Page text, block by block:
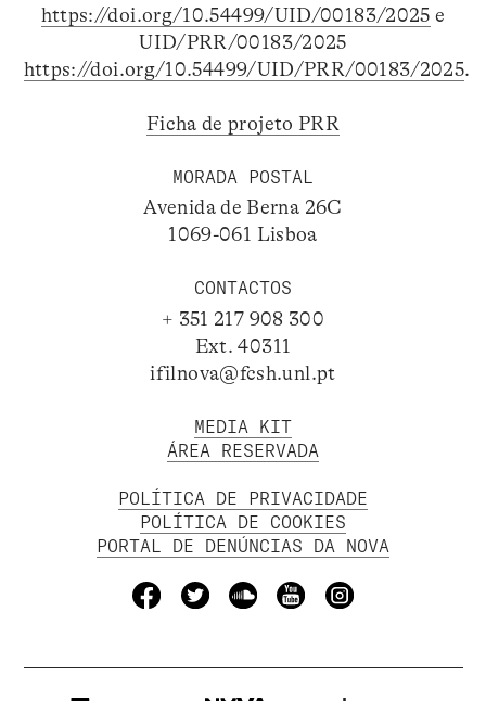
https://doi.org/10.54499/UID/00183/2025 e
UID/PRR/00183/2025
https://doi.org/10.54499/UID/PRR/00183/2025.
Ficha de projeto PRR
MORADA POSTAL
Avenida de Berna 26C
1069-061 Lisboa
CONTACTOS
+ 351 217 908 300
Ext. 40311
ifilnova@fcsh.unl.pt
MEDIA KIT
ÁREA RESERVADA
POLÍTICA DE PRIVACIDADE
POLÍTICA DE COOKIES
PORTAL DE DENÚNCIAS DA NOVA